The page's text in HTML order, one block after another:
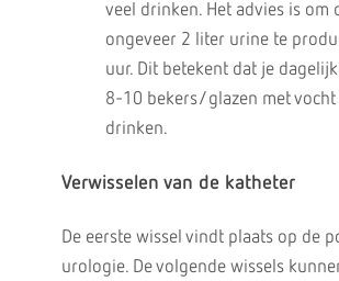
veel drinken. Het advies is om
ongeveer 2 liter urine te
uur. Dit betekent dat je
8-10 bekers/glazen met vocht
drinken.
Verwisselen van de katheter
De eerste wissel vindt plaats op de
urologie. De volgende wissels